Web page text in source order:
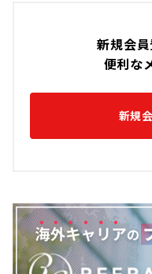
新規会
便利な
新規